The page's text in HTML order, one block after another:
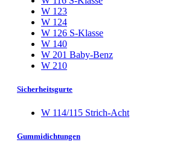
W 123
W 124
W 126 S-Klasse
W 140
W 201 Baby-Benz
W 210
Sicherheitsgurte
W 114/115 Strich-Acht
Gummidichtungen